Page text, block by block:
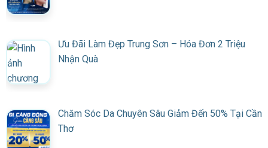
Ưu Đãi Làm Đẹp Trung Sơn – Hóa Đơn 2 Triệu
Nhận Quà
Chăm Sóc Da Chuyên Sâu Giảm Đến 50% Tại Cần
Thơ